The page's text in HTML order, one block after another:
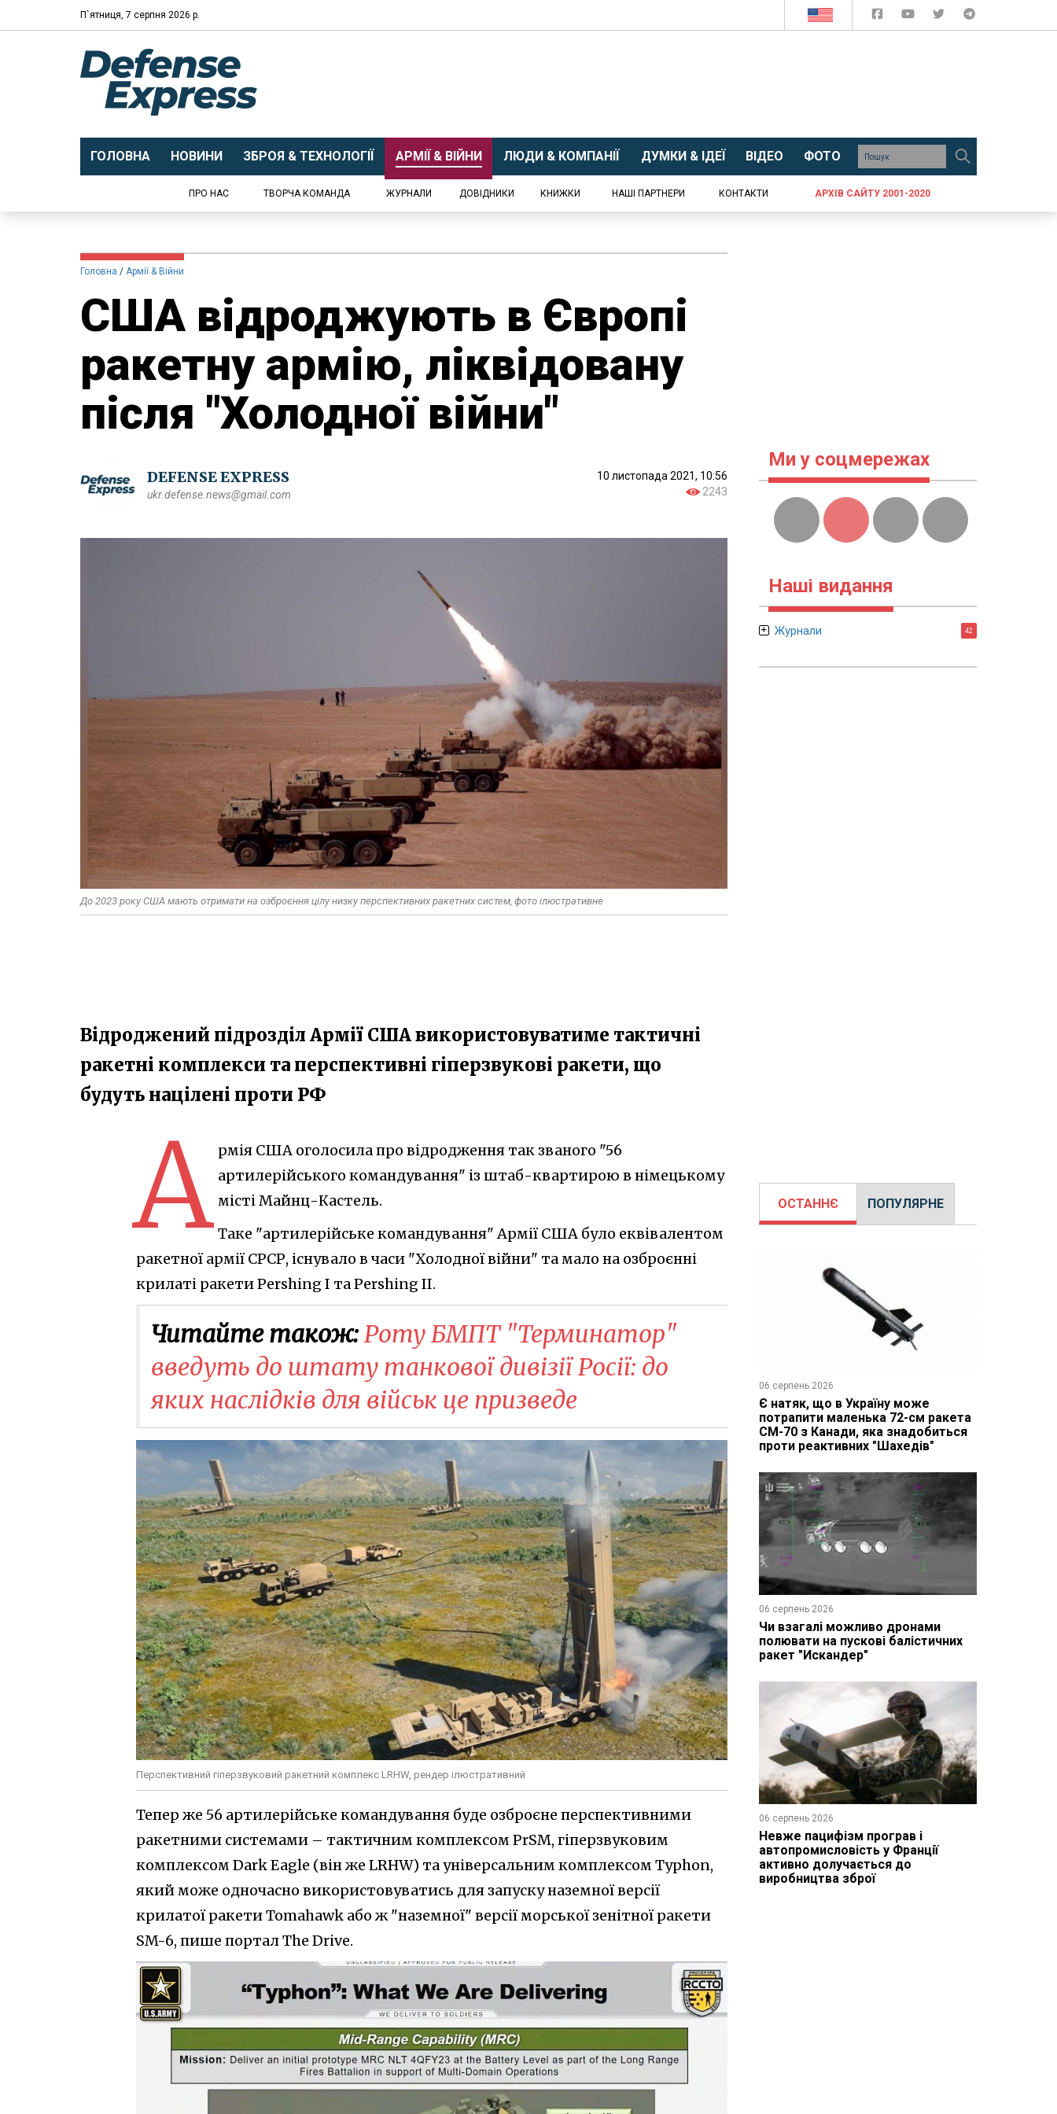
П`ятниця, 7 серпня 2026 р.
ГОЛОВНА НОВИНИ ЗБРОЯ & ТЕХНОЛОГІЇ АРМІЇ & ВІЙНИ ЛЮДИ & КОМПАНІЇ ДУМКИ & ІДЕЇ ВІДЕО ФОТО
ПРО НАС ТВОРЧА КОМАНДА ЖУРНАЛИ ДОВІДНИКИ КНИЖКИ НАШІ ПАРТНЕРИ КОНТАКТИ АРХІВ САЙТУ 2001-2020
Головна Армії & Війни
США відроджують в Європі
ракетну армію, ліквідовану
після "Холодної війни"
DEFENSE EXPRESS
ukr.defense.news@gmail.com
10 листопада 2021, 10:56
2243
До 2023 року США мають отримати на озброєння цілу низку перспективних ракетних систем, фото ілюстративне
Відроджений підрозділ Армії США використовуватиме тактичні
ракетні комплекси та перспективні гіперзвукові ракети, що
будуть націлені проти РФ
А рмія США оголосила про відродження так званого "56
артилерійського командування" із штаб-квартирою в німецькому
місті Майнц-Кастель.
Таке "артилерійське командування" Армії США було еквівалентом
ракетної армії СРСР, існувало в часи "Холодної війни" та мало на озброєнні
крилаті ракети Pershing I та Pershing II.
Читайте також:Роту БМПТ "Терминатор"
введуть до штату танкової дивізії Росії: до
яких наслідків для військ це призведе
Перспективний гіперзвуковий ракетний комплекс LRHW, рендер ілюстративний
Тепер же 56 артилерійське командування буде озброєне перспективними
ракетними системами – тактичним комплексом PrSM, гіперзвуковим
комплексом Dark Eagle (він же LRHW) та універсальним комплексом Typhon,
який може одночасно використовуватись для запуску наземної версії
крилатої ракети Tomahawk або ж "наземної" версії морської зенітної ракети
SM-6, пише портал The Drive.
Ми у соцмережах
Наші видання
Журнали 42
ОСТАННЄ ПОПУЛЯРНЕ
06 серпень 2026
Є натяк, що в Україну може
потрапити маленька 72-см ракета
CM-70 з Канади, яка знадобиться
проти реактивних "Шахедів"
06 серпень 2026
Чи взагалі можливо дронами
полювати на пускові балістичних
ракет "Искандер"
06 серпень 2026
Невже пацифізм програв і
автопромисловість у Франції
активно долучається до
виробництва зброї